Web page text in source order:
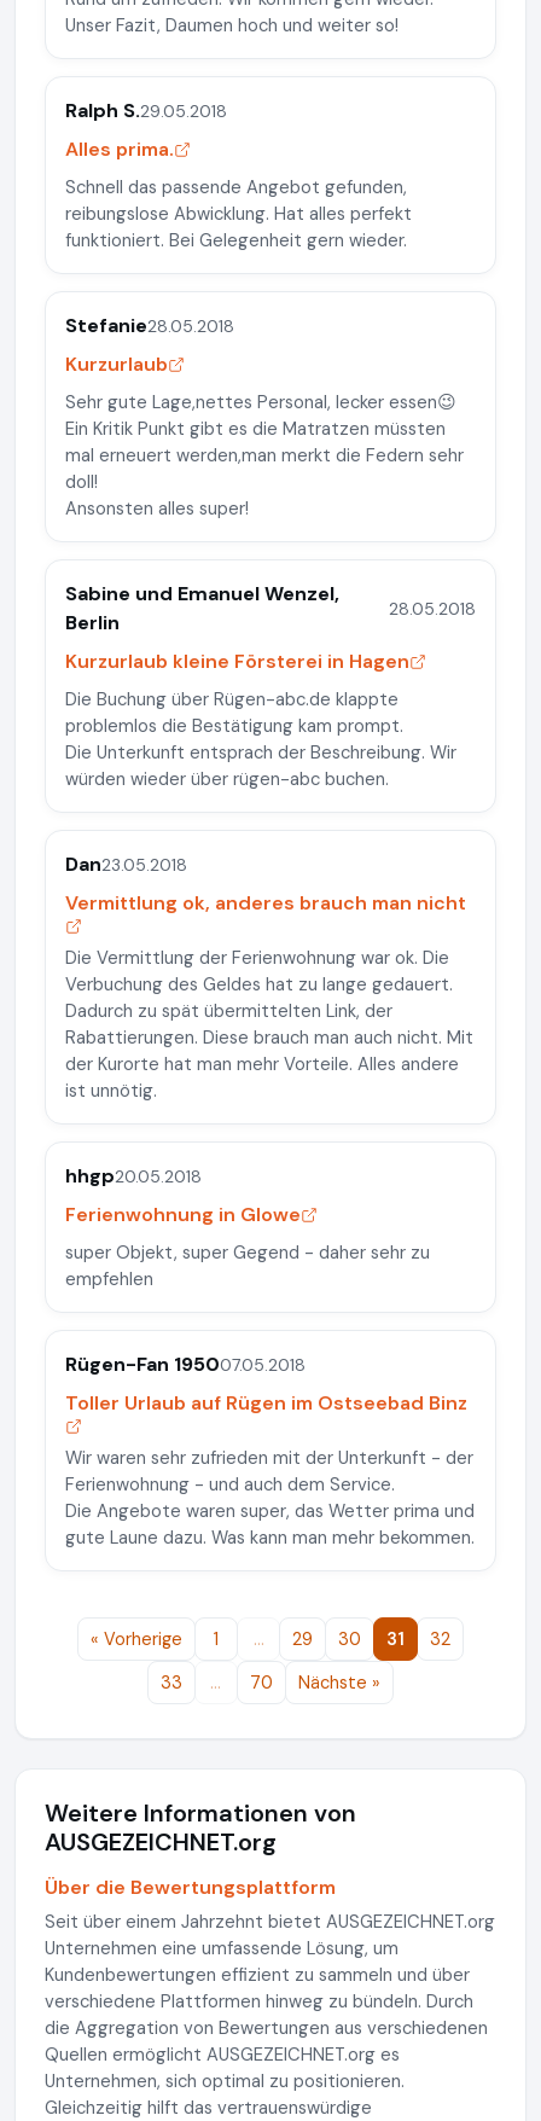
Unser Fazit, Daumen hoch und weiter so!
Ralph S.29.05.2018
Alles prima.
Schnell das passende Angebot gefunden,
reibungslose Abwicklung. Hat alles perfekt
funktioniert. Bei Gelegenheit gern wieder.
Stefanie28.05.2018
Kurzurlaub
Sehr gute Lage,nettes Personal, lecker essen😉
Ein Kritik Punkt gibt es die Matratzen müssten
mal erneuert werden,man merkt die Federn sehr
doll!
Ansonsten alles super!
Sabine und Emanuel Wenzel,
Berlin
28.05.2018
Kurzurlaub kleine Försterei in Hagen
Die Buchung über Rügen-abc.de klappte
problemlos die Bestätigung kam prompt.
Die Unterkunft entsprach der Beschreibung. Wir
würden wieder über rügen-abc buchen.
Dan23.05.2018
Vermittlung ok, anderes brauch man nicht
Die Vermittlung der Ferienwohnung war ok. Die
Verbuchung des Geldes hat zu lange gedauert.
Dadurch zu spät übermittelten Link, der
Rabattierungen. Diese brauch man auch nicht. Mit
der Kurorte hat man mehr Vorteile. Alles andere
ist unnötig.
hhgp20.05.2018
Ferienwohnung in Glowe
super Objekt, super Gegend - daher sehr zu
empfehlen
Rügen-Fan 195007.05.2018
Toller Urlaub auf Rügen im Ostseebad Binz
Wir waren sehr zufrieden mit der Unterkunft - der
Ferienwohnung - und auch dem Service.
Die Angebote waren super, das Wetter prima und
gute Laune dazu. Was kann man mehr bekommen.
« Vorherige 1 … 29 30 31
32
33
… 70 Nächste »
Weitere Informationen von
AUSGEZEICHNET.org
Über die Bewertungsplattform
Seit über einem Jahrzehnt bietet AUSGEZEICHNET.org
Unternehmen eine umfassende Lösung, um
Kundenbewertungen effizient zu sammeln und über
verschiedene Plattformen hinweg zu bündeln. Durch
die Aggregation von Bewertungen aus verschiedenen
Quellen ermöglicht AUSGEZEICHNET.org es
Unternehmen, sich optimal zu positionieren.
Gleichzeitig hilft das vertrauenswürdige